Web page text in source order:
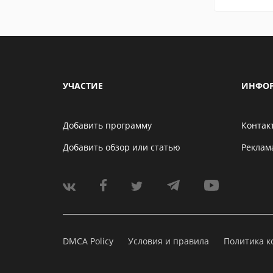
УЧАСТИЕ
Добавить программу
Добавить обзор или статью
DMCA Policy Условия и правила
Политика